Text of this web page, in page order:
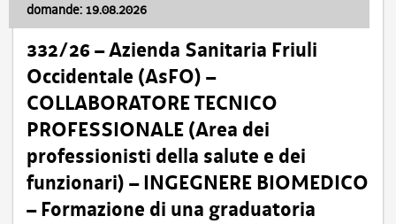
domande: 19.08.2026
332/26 – Azienda Sanitaria Friuli
Occidentale (AsFO) –
COLLABORATORE TECNICO
PROFESSIONALE (Area dei
professionisti della salute e dei
funzionari) – INGEGNERE BIOMEDICO
– Formazione di una graduatoria